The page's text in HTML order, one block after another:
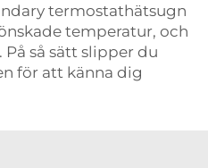
termostathätsugn
temperatur, och
så sätt slipper du
för att känna dig